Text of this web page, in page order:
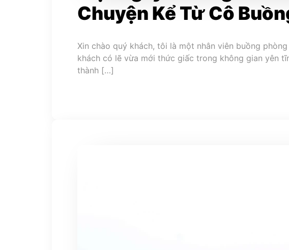
Chuyện Kể Từ Cô
Xin chào quý khách, tôi là một nhân viên buồng
khách có lẽ vừa mới thức giấc trong không gian yên
thành […]